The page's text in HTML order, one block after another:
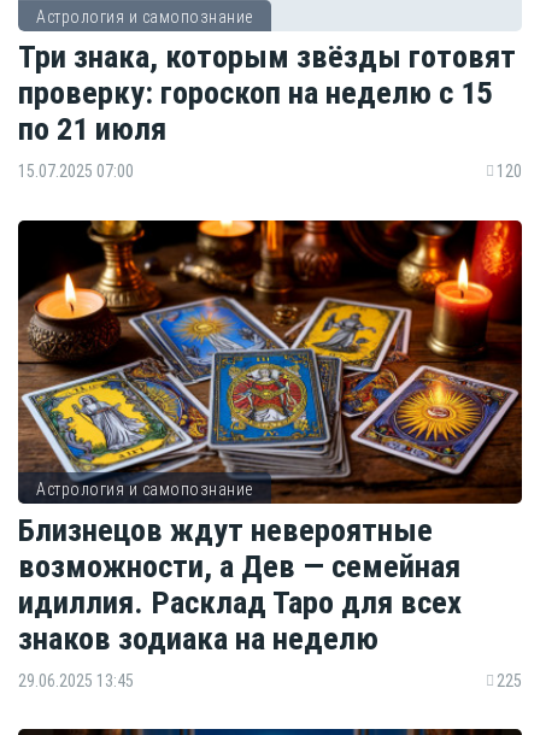
Астрология и самопознание
Три знака, которым звёзды готовят
проверку: гороскоп на неделю с 15
по 21 июля
15.07.2025 07:00 120
Астрология и самопознание
Близнецов ждут невероятные
возможности, а Дев — семейная
идиллия. Расклад Таро для всех
знаков зодиака на неделю
29.06.2025 13:45 225